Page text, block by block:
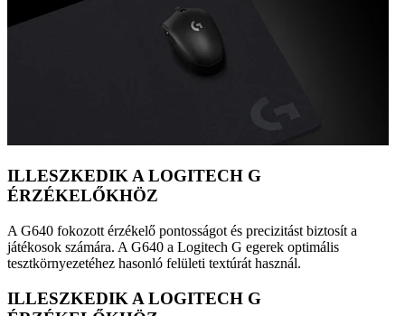
ILLESZKEDIK A LOGITECH G
ÉRZÉKELŐKHÖZ
A G640 fokozott érzékelő pontosságot és precizitást biztosít a
játékosok számára. A G640 a Logitech G egerek optimális
tesztkörnyezetéhez hasonló felületi textúrát használ.
ILLESZKEDIK A LOGITECH G